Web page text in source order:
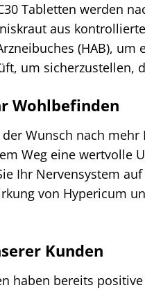
Tabletten werden
aus
(HAB),
um sicherzustellen,
Wohlbefinden
Wunsch nach
Weg eine wertvolle
Ihr Nervensystem
von Hypericum
Kunden
haben bereits